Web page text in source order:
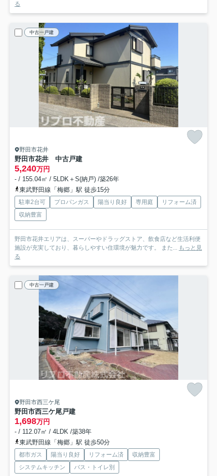
る
中古一戸建
野田市花井
野田市花井 中古戸建
5,240万円
- / 155.04㎡ / 5LDK＋S(納戸) /築26年
東武野田線「梅郷」駅 徒歩15分
駐車2台可 プロパンガス 陽当り良好 専用庭
リフォーム済
収納豊富
野田市花井エリアは、スーパーやドラッグストア、飲食店など生活利便
施設が充実しており、暮らしやすい住環境が魅力です。 また... もっと見
る
中古一戸建
野田市西三ケ尾
野田市西三ケ尾戸建
1,698万円
- / 112.07㎡ / 4LDK /築38年
東武野田線「梅郷」駅 徒歩50分
都市ガス 陽当り良好 リフォーム済
収納豊富
システムキッチン
バス・トイレ別